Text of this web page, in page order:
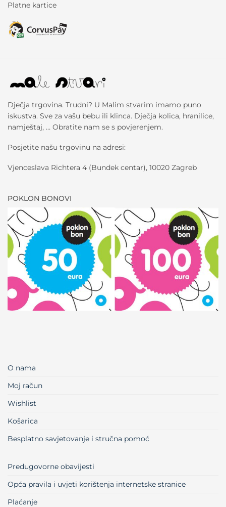
Platne kartice
Dječja trgovina. Trudni? U Malim stvarim imamo puno
iskustva. Sve za vašu bebu ili klinca. Dječja kolica, hranilice,
namještaj, … Obratite nam se s povjerenjem.
Posjetite našu trgovinu na adresi:
Vjenceslava Richtera 4 (Bundek centar), 10020 Zagreb
POKLON BONOVI
O nama
Moj račun
Wishlist
Košarica
Besplatno savjetovanje i stručna pomoć
Predugovorne obavijesti
Opća pravila i uvjeti korištenja internetske stranice
Plaćanje